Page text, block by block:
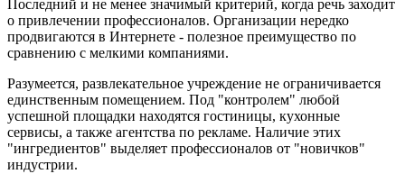
Последний и не менее значимый критерий, когда речь заходит
о привлечении профессионалов. Организации нередко
продвигаются в Интернете - полезное преимущество по
сравнению с мелкими компаниями.
Разумеется, развлекательное учреждение не ограничивается
единственным помещением. Под "контролем" любой
успешной площадки находятся гостиницы, кухонные
сервисы, а также агентства по рекламе. Наличие этих
"ингредиентов" выделяет профессионалов от "новичков"
индустрии.